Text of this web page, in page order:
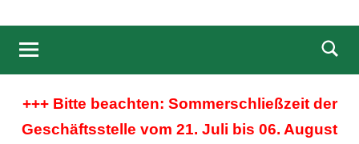
+++ Bitte beachten: Sommerschließzeit der
Geschäftsstelle vom 21. Juli bis 06. August